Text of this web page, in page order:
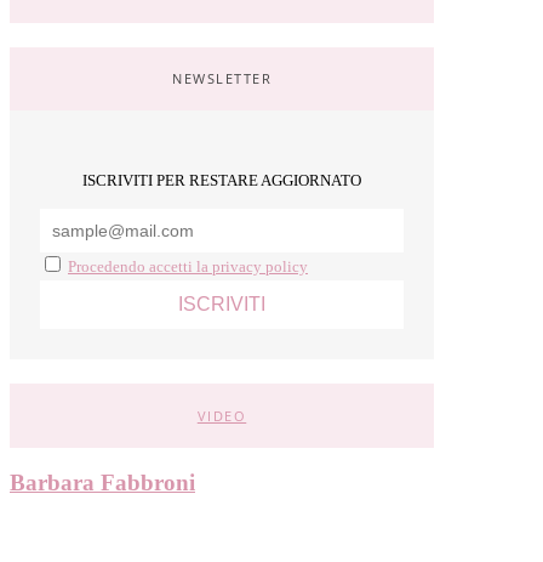
NEWSLETTER
ISCRIVITI PER RESTARE AGGIORNATO
Procedendo accetti la privacy policy
VIDEO
Barbara Fabbroni